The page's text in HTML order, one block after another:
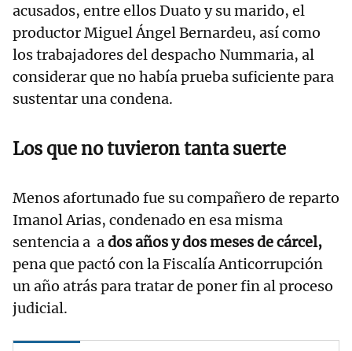
acusados, entre ellos Duato y su marido, el
productor Miguel Ángel Bernardeu, así como
los trabajadores del despacho Nummaria, al
considerar que no había prueba suficiente para
sustentar una condena.
Los que no tuvieron tanta suerte
Menos afortunado fue su compañero de reparto
Imanol Arias, condenado en esa misma
sentencia a ados años y dos meses de cárcel,
pena que pactó con la Fiscalía Anticorrupción
un año atrás para tratar de poner fin al proceso
judicial.